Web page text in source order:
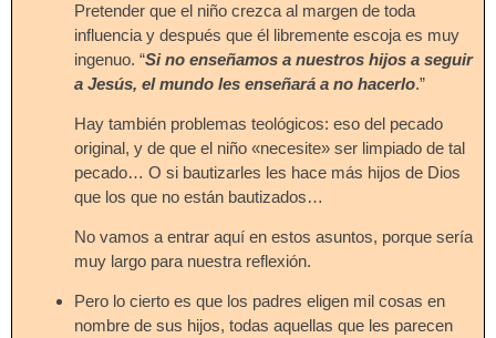
Pretender que el niño crezca al margen de toda
influencia y después que él libremente escoja es muy
ingenuo. “Si no enseñamos a nuestros hijos a seguir
a Jesús, el mundo les enseñará a no hacerlo.”
Hay también problemas teológicos: eso del pecado
original, y de que el niño «necesite» ser limpiado de tal
pecado… O si bautizarles les hace más hijos de Dios
que los que no están bautizados…
No vamos a entrar aquí en estos asuntos, porque sería
muy largo para nuestra reflexión.
Pero lo cierto es que los padres eligen mil cosas en
nombre de sus hijos, todas aquellas que les parecen